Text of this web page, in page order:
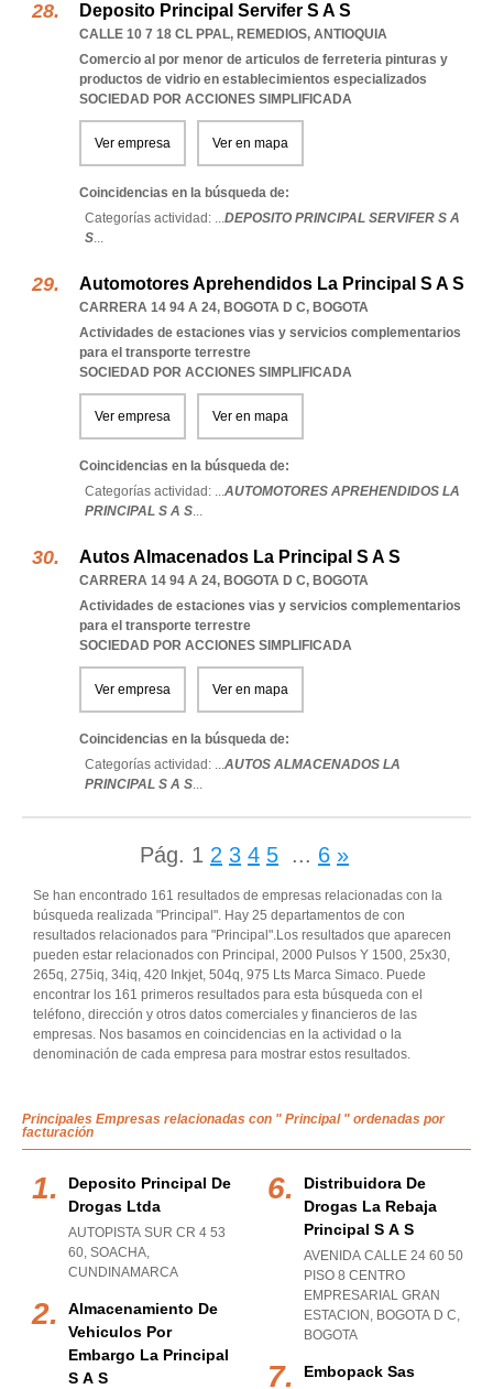
Deposito Principal Servifer S A S
CALLE 10 7 18 CL PPAL, REMEDIOS, ANTIOQUIA
Comercio al por menor de articulos de ferreteria pinturas y
productos de vidrio en establecimientos especializados
SOCIEDAD POR ACCIONES SIMPLIFICADA
Ver empresa Ver en mapa
Coincidencias en la búsqueda de:
Categorías actividad: ...DEPOSITO PRINCIPAL SERVIFER S A
S...
Automotores Aprehendidos La Principal S A S
CARRERA 14 94 A 24, BOGOTA D C, BOGOTA
Actividades de estaciones vias y servicios complementarios
para el transporte terrestre
SOCIEDAD POR ACCIONES SIMPLIFICADA
Ver empresa Ver en mapa
Coincidencias en la búsqueda de:
Categorías actividad: ...AUTOMOTORES APREHENDIDOS LA
PRINCIPAL S A S...
Autos Almacenados La Principal S A S
CARRERA 14 94 A 24, BOGOTA D C, BOGOTA
Actividades de estaciones vias y servicios complementarios
para el transporte terrestre
SOCIEDAD POR ACCIONES SIMPLIFICADA
Ver empresa Ver en mapa
Coincidencias en la búsqueda de:
Categorías actividad: ...AUTOS ALMACENADOS LA
PRINCIPAL S A S...
Pág. 1 2 3 4 5 ... 6 »
Se han encontrado 161 resultados de empresas relacionadas con la
búsqueda realizada "Principal". Hay 25 departamentos de con
resultados relacionados para "Principal".Los resultados que aparecen
pueden estar relacionados con Principal, 2000 Pulsos Y 1500, 25x30,
265q, 275iq, 34iq, 420 Inkjet, 504q, 975 Lts Marca Simaco. Puede
encontrar los 161 primeros resultados para esta búsqueda con el
teléfono, dirección y otros datos comerciales y financieros de las
empresas. Nos basamos en coincidencias en la actividad o la
denominación de cada empresa para mostrar estos resultados.
Principales Empresas relacionadas con " Principal " ordenadas por
facturación
Deposito Principal De
Drogas Ltda
AUTOPISTA SUR CR 4 53
60, SOACHA,
CUNDINAMARCA
Almacenamiento De
Vehiculos Por
Embargo La Principal
S A S
Distribuidora De
Drogas La Rebaja
Principal S A S
AVENIDA CALLE 24 60 50
PISO 8 CENTRO
EMPRESARIAL GRAN
ESTACION , BOGOTA D C,
BOGOTA
Embopack Sas